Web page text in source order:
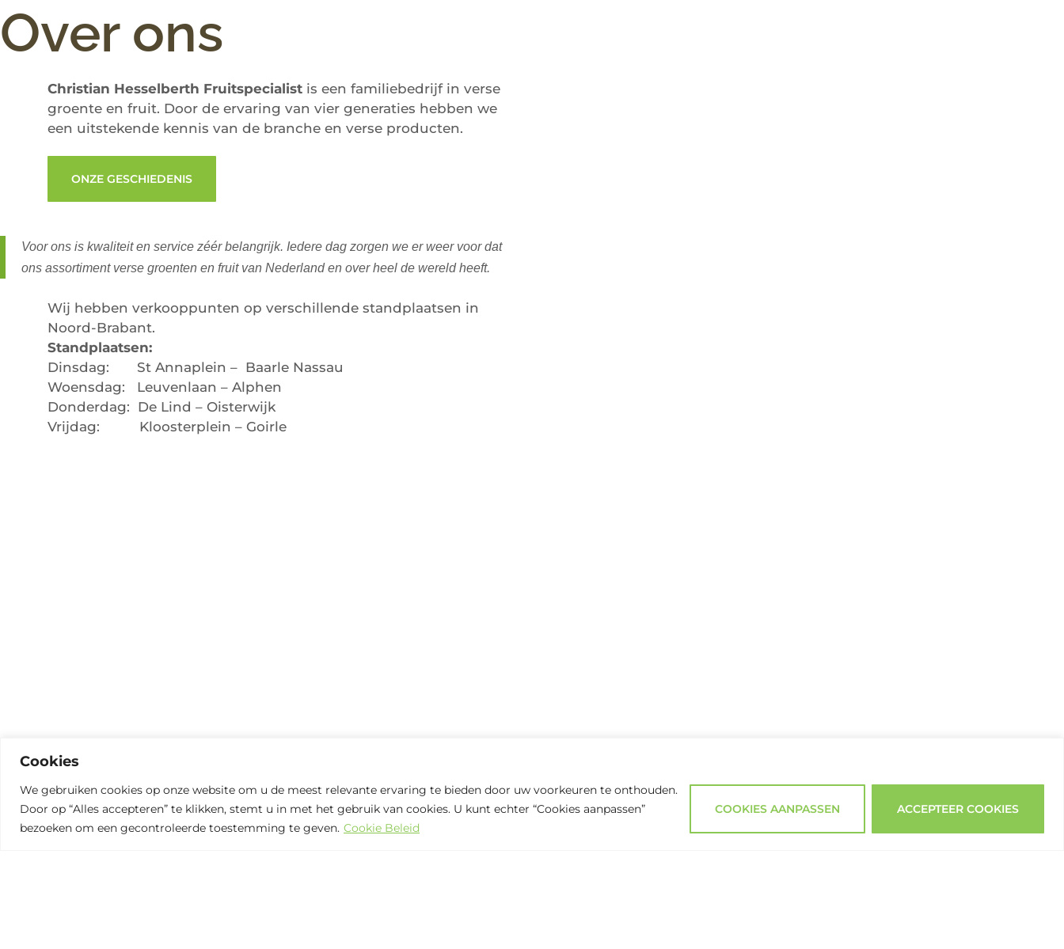
Cookies
We gebruiken cookies op onze website om u de meest relevante ervaring te bieden door uw voorkeuren te onthouden.
Door op “Alles accepteren” te klikken, stemt u in met het gebruik van cookies. U kunt echter “Cookies aanpassen”
bezoeken om een gecontroleerde toestemming te geven. Cookie Beleid
COOKIES AANPASSEN ACCEPTEER COOKIES
Over ons
Christian Hesselberth Fruitspecialist is een familiebedrijf in verse
groente en fruit. Door de ervaring van vier generaties hebben we
een uitstekende kennis van de branche en verse producten.
ONZE GESCHIEDENIS
Voor ons is kwaliteit en service zéér belangrijk. Iedere dag zorgen we er weer voor dat
ons assortiment verse groenten en fruit van Nederland en over heel de wereld heeft.
Wij hebben verkooppunten op verschillende standplaatsen in
Noord-Brabant.
Standplaatsen:
Dinsdag: St Annaplein – Baarle Nassau
Woensdag: Leuvenlaan – Alphen
Donderdag: De Lind – Oisterwijk
Vrijdag: Kloosterplein – Goirle